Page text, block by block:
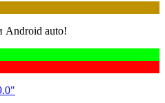
Android auto!